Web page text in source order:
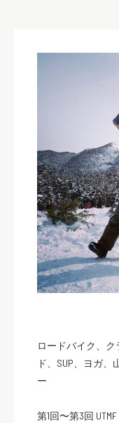
ロードバイク、
ド、SUP、ヨガ
ー
第1回〜第3回